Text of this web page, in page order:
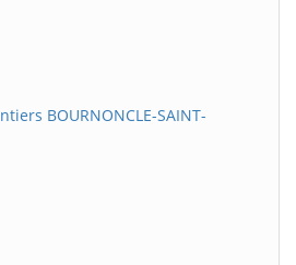
BOURNONCLE-SAINT-